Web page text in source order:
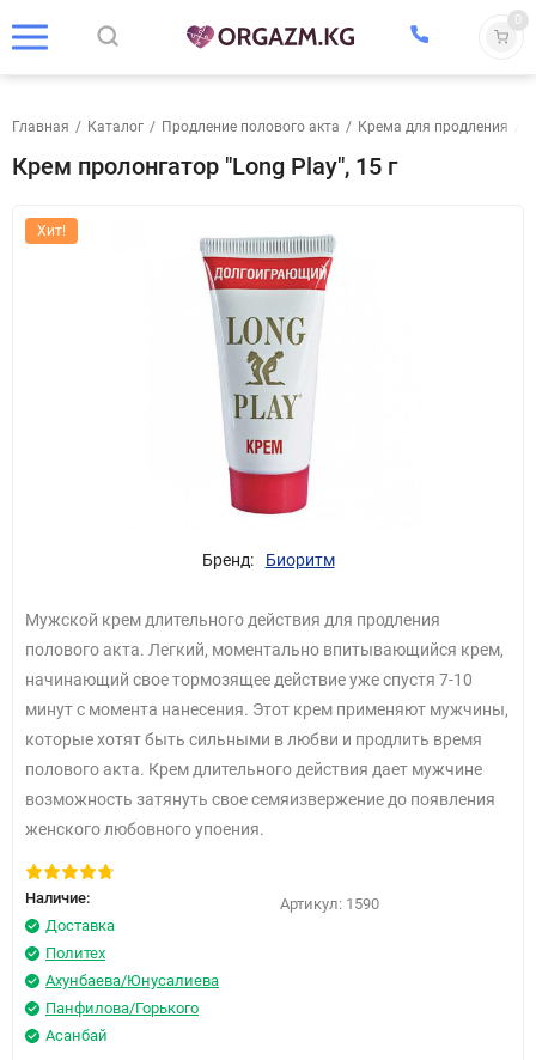
0
Главная / Каталог / Продление полового акта / Крема для продления
Крем пролонгатор "Long Play", 15 г
Хит!
Бренд: Биоритм
Мужской крем длительного действия для продления
полового акта. Легкий, моментально впитывающийся крем,
начинающий свое тормозящее действие уже спустя 7-10
минут с момента нанесения. Этот крем применяют мужчины,
которые хотят быть сильными в любви и продлить время
полового акта. Крем длительного действия дает мужчине
возможность затянуть свое семяизвержение до появления
женского любовного упоения.
Наличие:
Доставка
Политех
Ахунбаева/Юнусалиева
Панфилова/Горького
Асанбай
Артикул: 1590